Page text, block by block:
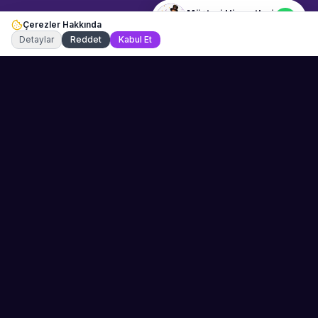
Müşteri Hizmetleri
Çerezler Hakkında
Detaylar
Reddet Kabul Et